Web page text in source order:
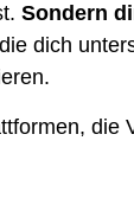
Sondern
dich
die